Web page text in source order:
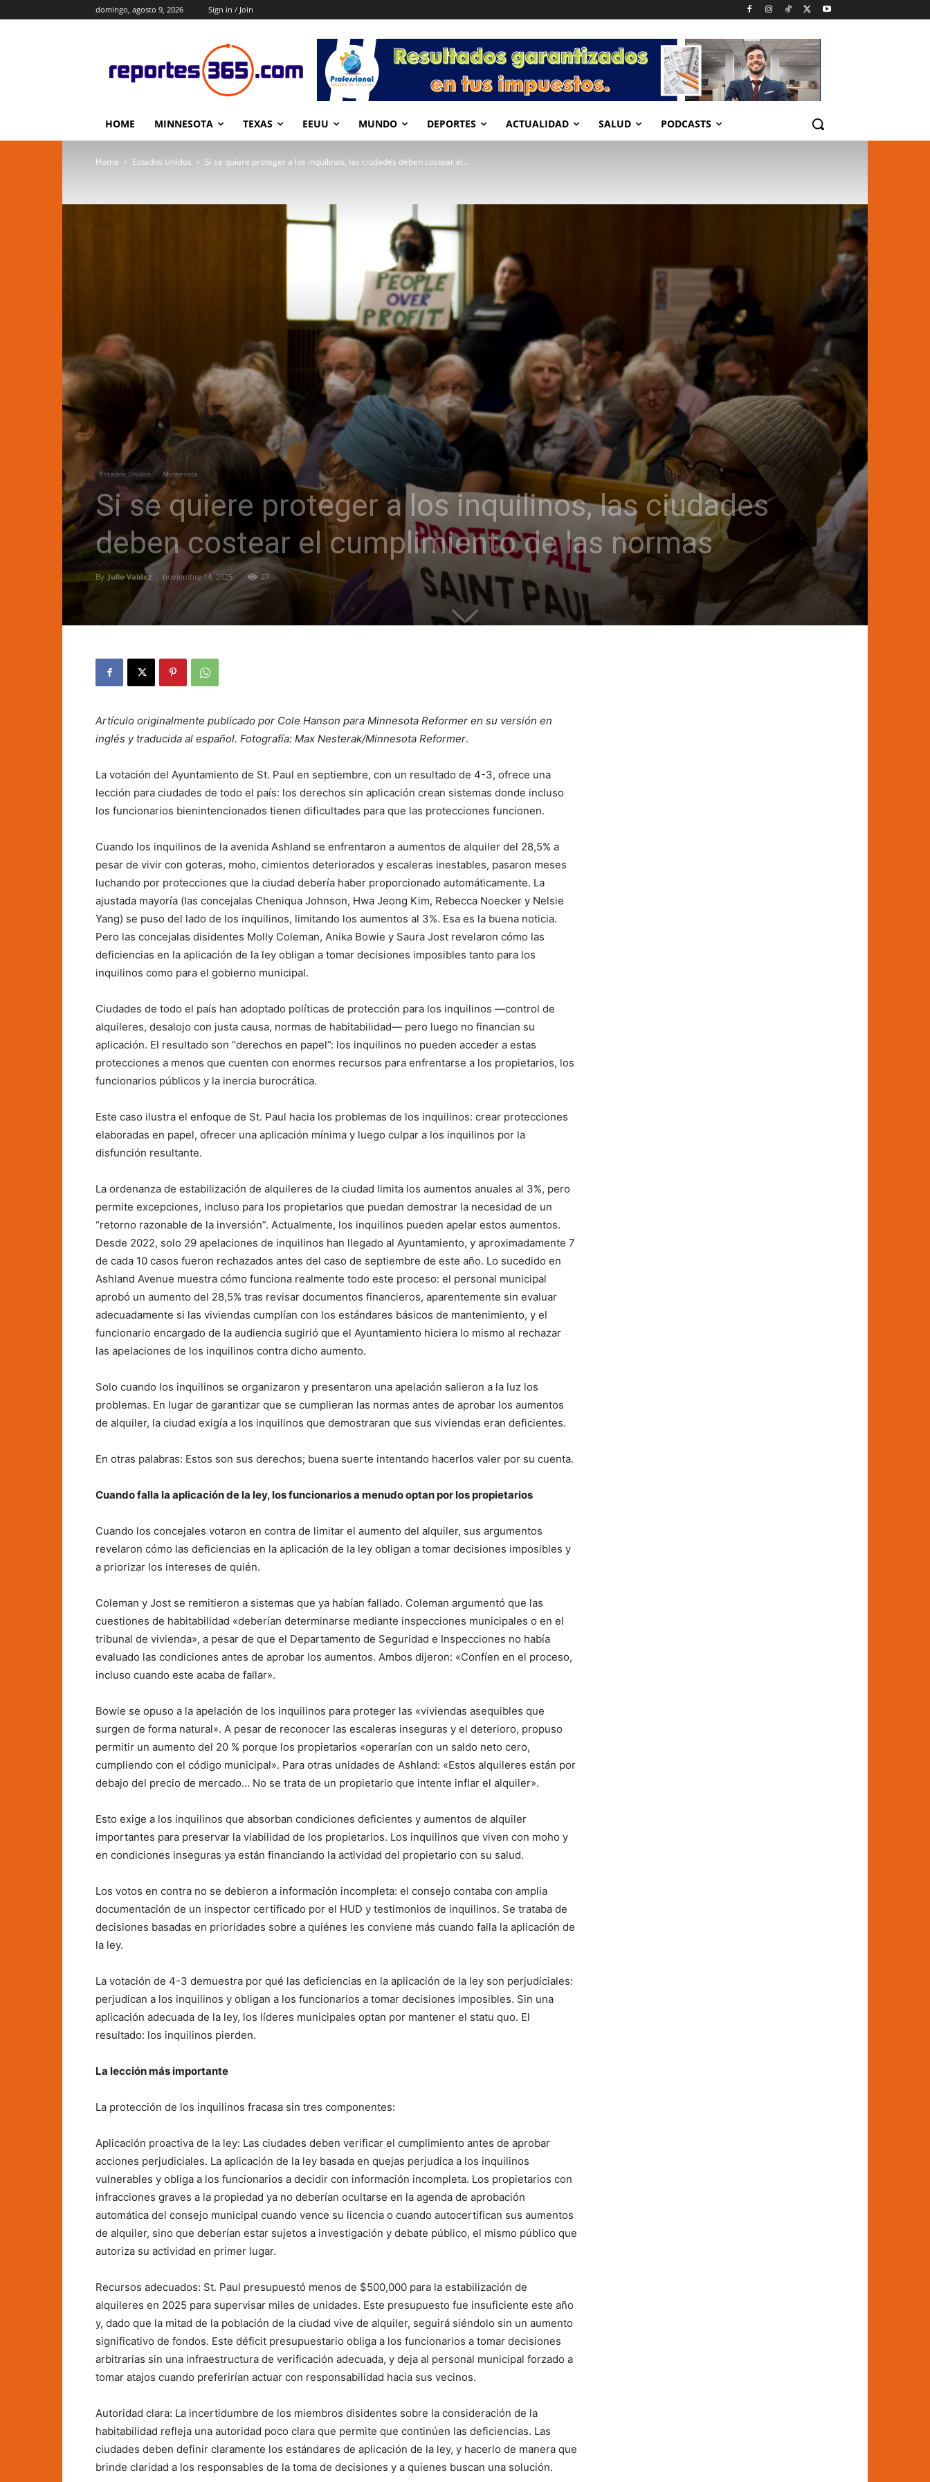
domingo, agosto 9, 2026 Sign in / Join
HOME MINNESOTA TEXAS EEUU MUNDO DEPORTES ACTUALIDAD SALUD PODCASTS
Home Estados Unidos Si se quiere proteger a los inquilinos, las ciudades deben costear el...
Estados Unidos Minnesota
Si se quiere proteger a los inquilinos, las ciudades
deben costear el cumplimiento de las normas
By Julio Valdez - noviembre 14, 2025 27
Artículo originalmente publicado por Cole Hanson para Minnesota Reformer en su versión en
inglés y traducida al español. Fotografía: Max Nesterak/Minnesota Reformer.
La votación del Ayuntamiento de St. Paul en septiembre, con un resultado de 4-3, ofrece una
lección para ciudades de todo el país: los derechos sin aplicación crean sistemas donde incluso
los funcionarios bienintencionados tienen dificultades para que las protecciones funcionen.
Cuando los inquilinos de la avenida Ashland se enfrentaron a aumentos de alquiler del 28,5% a
pesar de vivir con goteras, moho, cimientos deteriorados y escaleras inestables, pasaron meses
luchando por protecciones que la ciudad debería haber proporcionado automáticamente. La
ajustada mayoría (las concejalas Cheniqua Johnson, Hwa Jeong Kim, Rebecca Noecker y Nelsie
Yang) se puso del lado de los inquilinos, limitando los aumentos al 3%. Esa es la buena noticia.
Pero las concejalas disidentes Molly Coleman, Anika Bowie y Saura Jost revelaron cómo las
deficiencias en la aplicación de la ley obligan a tomar decisiones imposibles tanto para los
inquilinos como para el gobierno municipal.
Ciudades de todo el país han adoptado políticas de protección para los inquilinos —control de
alquileres, desalojo con justa causa, normas de habitabilidad— pero luego no financian su
aplicación. El resultado son “derechos en papel”: los inquilinos no pueden acceder a estas
protecciones a menos que cuenten con enormes recursos para enfrentarse a los propietarios, los
funcionarios públicos y la inercia burocrática.
Este caso ilustra el enfoque de St. Paul hacia los problemas de los inquilinos: crear protecciones
elaboradas en papel, ofrecer una aplicación mínima y luego culpar a los inquilinos por la
disfunción resultante.
La ordenanza de estabilización de alquileres de la ciudad limita los aumentos anuales al 3%, pero
permite excepciones, incluso para los propietarios que puedan demostrar la necesidad de un
“retorno razonable de la inversión”. Actualmente, los inquilinos pueden apelar estos aumentos.
Desde 2022, solo 29 apelaciones de inquilinos han llegado al Ayuntamiento, y aproximadamente 7
de cada 10 casos fueron rechazados antes del caso de septiembre de este año. Lo sucedido en
Ashland Avenue muestra cómo funciona realmente todo este proceso: el personal municipal
aprobó un aumento del 28,5% tras revisar documentos financieros, aparentemente sin evaluar
adecuadamente si las viviendas cumplían con los estándares básicos de mantenimiento, y el
funcionario encargado de la audiencia sugirió que el Ayuntamiento hiciera lo mismo al rechazar
las apelaciones de los inquilinos contra dicho aumento.
Solo cuando los inquilinos se organizaron y presentaron una apelación salieron a la luz los
problemas. En lugar de garantizar que se cumplieran las normas antes de aprobar los aumentos
de alquiler, la ciudad exigía a los inquilinos que demostraran que sus viviendas eran deficientes.
En otras palabras: Estos son sus derechos; buena suerte intentando hacerlos valer por su cuenta.
Cuando falla la aplicación de la ley, los funcionarios a menudo optan por los propietarios
Cuando los concejales votaron en contra de limitar el aumento del alquiler, sus argumentos
revelaron cómo las deficiencias en la aplicación de la ley obligan a tomar decisiones imposibles y
a priorizar los intereses de quién.
Coleman y Jost se remitieron a sistemas que ya habían fallado. Coleman argumentó que las
cuestiones de habitabilidad «deberían determinarse mediante inspecciones municipales o en el
tribunal de vivienda», a pesar de que el Departamento de Seguridad e Inspecciones no había
evaluado las condiciones antes de aprobar los aumentos. Ambos dijeron: «Confíen en el proceso,
incluso cuando este acaba de fallar».
Bowie se opuso a la apelación de los inquilinos para proteger las «viviendas asequibles que
surgen de forma natural». A pesar de reconocer las escaleras inseguras y el deterioro, propuso
permitir un aumento del 20 % porque los propietarios «operarían con un saldo neto cero,
cumpliendo con el código municipal». Para otras unidades de Ashland: «Estos alquileres están por
debajo del precio de mercado… No se trata de un propietario que intente inflar el alquiler».
Esto exige a los inquilinos que absorban condiciones deficientes y aumentos de alquiler
importantes para preservar la viabilidad de los propietarios. Los inquilinos que viven con moho y
en condiciones inseguras ya están financiando la actividad del propietario con su salud.
Los votos en contra no se debieron a información incompleta: el consejo contaba con amplia
documentación de un inspector certificado por el HUD y testimonios de inquilinos. Se trataba de
decisiones basadas en prioridades sobre a quiénes les conviene más cuando falla la aplicación de
la ley.
La votación de 4-3 demuestra por qué las deficiencias en la aplicación de la ley son perjudiciales:
perjudican a los inquilinos y obligan a los funcionarios a tomar decisiones imposibles. Sin una
aplicación adecuada de la ley, los líderes municipales optan por mantener el statu quo. El
resultado: los inquilinos pierden.
La lección más importante
La protección de los inquilinos fracasa sin tres componentes:
Aplicación proactiva de la ley: Las ciudades deben verificar el cumplimiento antes de aprobar
acciones perjudiciales. La aplicación de la ley basada en quejas perjudica a los inquilinos
vulnerables y obliga a los funcionarios a decidir con información incompleta. Los propietarios con
infracciones graves a la propiedad ya no deberían ocultarse en la agenda de aprobación
automática del consejo municipal cuando vence su licencia o cuando autocertifican sus aumentos
de alquiler, sino que deberían estar sujetos a investigación y debate público, el mismo público que
autoriza su actividad en primer lugar.
Recursos adecuados: St. Paul presupuestó menos de $500,000 para la estabilización de
alquileres en 2025 para supervisar miles de unidades. Este presupuesto fue insuficiente este año
y, dado que la mitad de la población de la ciudad vive de alquiler, seguirá siéndolo sin un aumento
significativo de fondos. Este déficit presupuestario obliga a los funcionarios a tomar decisiones
arbitrarias sin una infraestructura de verificación adecuada, y deja al personal municipal forzado a
tomar atajos cuando preferirían actuar con responsabilidad hacia sus vecinos.
Autoridad clara: La incertidumbre de los miembros disidentes sobre la consideración de la
habitabilidad refleja una autoridad poco clara que permite que continúen las deficiencias. Las
ciudades deben definir claramente los estándares de aplicación de la ley, y hacerlo de manera que
brinde claridad a los responsables de la toma de decisiones y a quienes buscan una solución.